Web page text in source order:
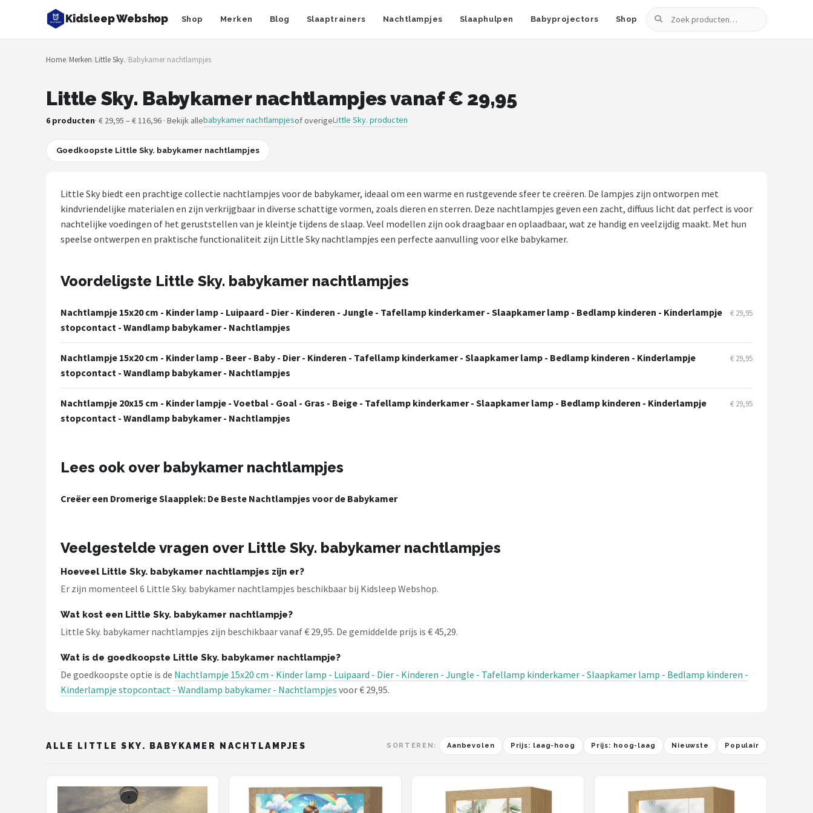
Kidsleep Webshop Shop Merken Blog Slaaptrainers Nachtlampjes Slaaphulpen Babyprojectors Shop
Zoeken
Zoeken
NAVIGATIE
Merken
Nachtlampjes
Slaaphulpen
POPULAIRE MERKEN
Paladone
Decopatent
Countryfield
Alle merken →
Home/Merken/Little Sky./Babykamer nachtlampjes
Little Sky. Babykamer nachtlampjes vanaf € 29,95
6 producten· € 29,95 – € 116,96 · Bekijk allebabykamer nachtlampjesof overigeLittle Sky. producten
Goedkoopste Little Sky. babykamer nachtlampjes
Little Sky biedt een prachtige collectie nachtlampjes voor de babykamer, ideaal om een warme en rustgevende sfeer te creëren. De lampjes zijn ontworpen met
kindvriendelijke materialen en zijn verkrijgbaar in diverse schattige vormen, zoals dieren en sterren. Deze nachtlampjes geven een zacht, diffuus licht dat perfect is voor
nachtelijke voedingen of het geruststellen van je kleintje tijdens de slaap. Veel modellen zijn ook draagbaar en oplaadbaar, wat ze handig en veelzijdig maakt. Met hun
speelse ontwerpen en praktische functionaliteit zijn Little Sky nachtlampjes een perfecte aanvulling voor elke babykamer.
Voordeligste Little Sky. babykamer nachtlampjes
Nachtlampje 15x20 cm - Kinder lamp - Luipaard - Dier - Kinderen - Jungle - Tafellamp kinderkamer - Slaapkamer lamp - Bedlamp kinderen - Kinderlampje
stopcontact - Wandlamp babykamer - Nachtlampjes
€ 29,95
Nachtlampje 15x20 cm - Kinder lamp - Beer - Baby - Dier - Kinderen - Tafellamp kinderkamer - Slaapkamer lamp - Bedlamp kinderen - Kinderlampje
stopcontact - Wandlamp babykamer - Nachtlampjes
€ 29,95
Nachtlampje 20x15 cm - Kinder lampje - Voetbal - Goal - Gras - Beige - Tafellamp kinderkamer - Slaapkamer lamp - Bedlamp kinderen - Kinderlampje
stopcontact - Wandlamp babykamer - Nachtlampjes
€ 29,95
Lees ook over babykamer nachtlampjes
Creëer een Dromerige Slaapplek: De Beste Nachtlampjes voor de Babykamer
Veelgestelde vragen over Little Sky. babykamer nachtlampjes
Hoeveel Little Sky. babykamer nachtlampjes zijn er?
Er zijn momenteel 6 Little Sky. babykamer nachtlampjes beschikbaar bij Kidsleep Webshop.
Wat kost een Little Sky. babykamer nachtlampje?
Little Sky. babykamer nachtlampjes zijn beschikbaar vanaf € 29,95. De gemiddelde prijs is € 45,29.
Wat is de goedkoopste Little Sky. babykamer nachtlampje?
De goedkoopste optie is de Nachtlampje 15x20 cm - Kinder lamp - Luipaard - Dier - Kinderen - Jungle - Tafellamp kinderkamer - Slaapkamer lamp - Bedlamp kinderen -
Kinderlampje stopcontact - Wandlamp babykamer - Nachtlampjes voor € 29,95.
ALLE LITTLE SKY. BABYKAMER NACHTLAMPJES SORTEREN: Aanbevolen Prijs: laag-hoog Prijs: hoog-laag Nieuwste Populair